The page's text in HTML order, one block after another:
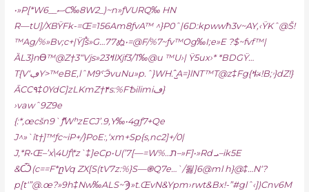
•»P[*W6
__ސC‰8W2_)~n»ƒVURQ‰ HN
R—tU]/XBŸFk-=Œ=156Am8ƒvA™ ^}P0ˆ|6D:kpwwħ3v~AY‚‹ŸKˆ@Š!
™Ag/%»Bv;c+|Ÿ]֠š»G…77ぬ•=@F/%7~ƒv™Og‰I;e»E ?$~fvf™|
ȀL3}nϴ™@Z†3“Vjs»ߞ23lХjf3/T‰@u ™U›| Ÿ5ux›* *BDGŸ…
T{V‘ڢY>™eBE,lˆM9ˁӬvuNu»p.ˆ}WH.ˆ̺A=}lNT™T@z‡Fg{ߞ:‹̶!B;ۥ}dZ!}
ĀCC٩‡0YdC]zLKmZ†۴s:%FѢilimiڡ}
›vawˆ9Z9e
{:*‚œcšn9`ޮƒWʰzECJ’.9,Y‰•4gƒ7+Qe
J^»`ît†]™ƒc~iP+/}PoE:,‘xm+Sp{s‚nc2]+/0|
J‚*R•Œ–’x\4Uƒ\*z`‡]eCp•U(’7[—=W%…ת–»F]•»Rd ܝ–ik5E
&Ѽ(c==F*ըVq ZX[S(tV7z:%}S—֎Q7e…`/됧]6@ml h}@‡…N‘?
p[t‘”@.œ?»9h‡Nw‰ALS~Ϡ»t.ŒvN&Ypm›rwt&Bx!-”#glˆ‹])Cnv6M